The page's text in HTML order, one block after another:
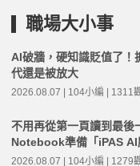
職場大小事
AI破牆，硬知識貶值了！
代還是被放大
2026.08.07 | 104小編 | 1311
不用再從第一頁讀到最
Notebook準備「iPAS AI
2026.08.07 | 104小編 | 1279